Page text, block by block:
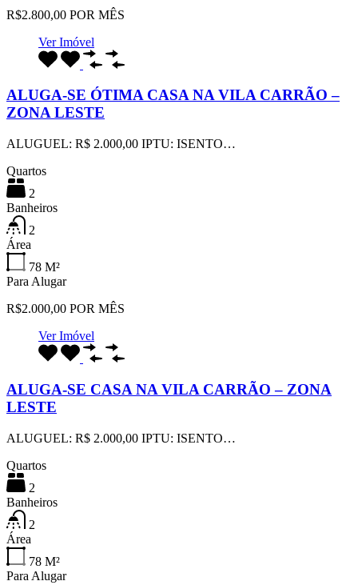
R$2.800,00 POR MÊS
Ver Imóvel
ALUGA-SE ÓTIMA CASA NA VILA CARRÃO –
ZONA LESTE
ALUGUEL: R$ 2.000,00 IPTU: ISENTO…
Quartos
2
Banheiros
2
Área
78 M²
Para Alugar
R$2.000,00 POR MÊS
Ver Imóvel
ALUGA-SE CASA NA VILA CARRÃO – ZONA
LESTE
ALUGUEL: R$ 2.000,00 IPTU: ISENTO…
Quartos
2
Banheiros
2
Área
78 M²
Para Alugar